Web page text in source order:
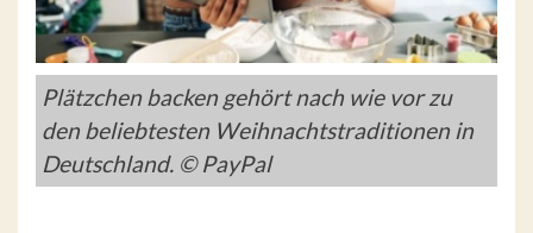
Plätzchen backen gehört nach wie vor zu
den beliebtesten Weihnachtstraditionen in
Deutschland. © PayPal